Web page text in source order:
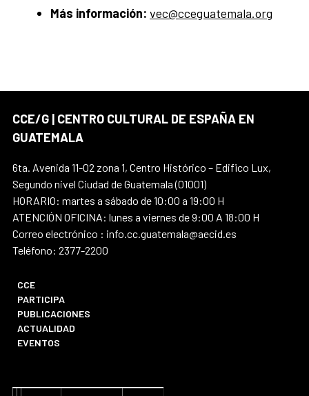
Más información: vec@cceguatemala.org
CCE/G | CENTRO CULTURAL DE ESPAÑA EN
GUATEMALA
6ta. Avenida 11-02 zona 1, Centro Histórico – Edifico Lux,
Segundo nivel Ciudad de Guatemala (01001)
HORARIO: martes a sábado de 10:00 a 19:00 H
ATENCIÓN OFICINA: lunes a viernes de 9:00 A 18:00 H
Correo electrónico : info.cc.guatemala@aecid.es
Teléfono: 2377-2200
CCE
PARTICIPA
PUBLICACIONES
ACTUALIDAD
EVENTOS